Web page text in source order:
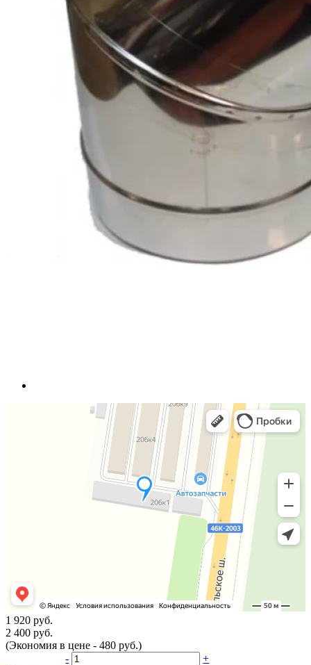
1 920 руб.
2 400 руб.
(Экономия в цене - 480 руб.)
-
+